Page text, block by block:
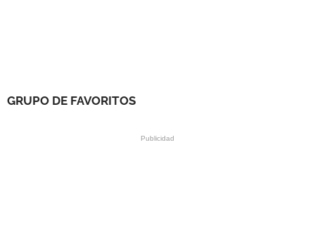
GRUPO DE FAVORITOS